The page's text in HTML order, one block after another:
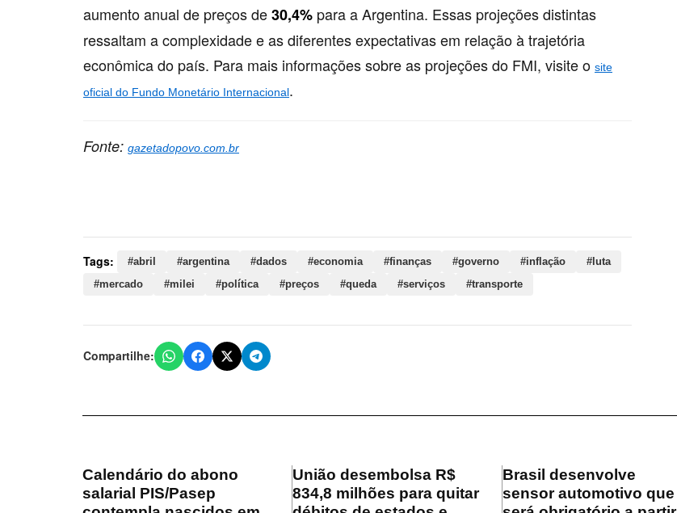
aumento anual de preços de30,4% para a Argentina. Essas projeções distintas
ressaltam a complexidade e as diferentes expectativas em relação à trajetória
econômica do país. Para mais informações sobre as projeções do FMI, visite o site
oficial do Fundo Monetário Internacional.
Fonte: gazetadopovo.com.br
Tags: #abril #argentina #dados #economia #finanças #governo #inflação
#luta
#mercado
#milei #política #preços #queda #serviços #transporte
Compartilhe:
Calendário do abono
salarial PIS/Pasep
União desembolsa R$
834,8 milhões para quitar
Brasil desenvolve
sensor automotivo que